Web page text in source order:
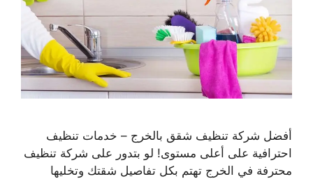
أفضل شركة تنظيف شقق بالخرج – خدمات تنظيف
احترافية على أعلى مستوى! لو بتدور على شركة تنظيف
محترفة في الخرج تهتم بكل تفاصيل شقتك وتخليها